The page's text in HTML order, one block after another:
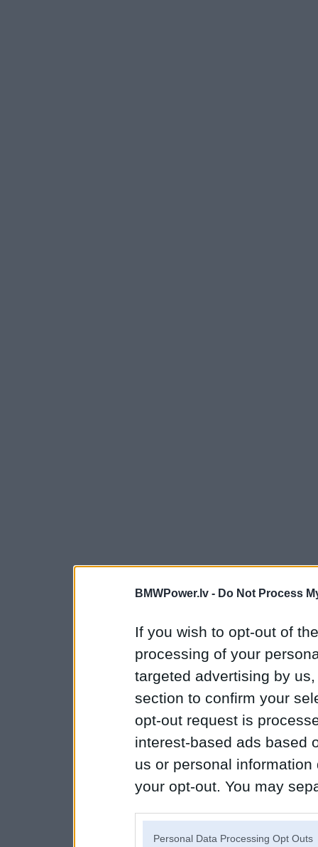
BMWPower.lv - Do Not Process
If you wish to opt-out of
processing of your
targeted advertising by
section to confirm your
opt-out request is
interest-based ads based
us or personal
your opt-out. You may
Personal Data Processing Opt Outs